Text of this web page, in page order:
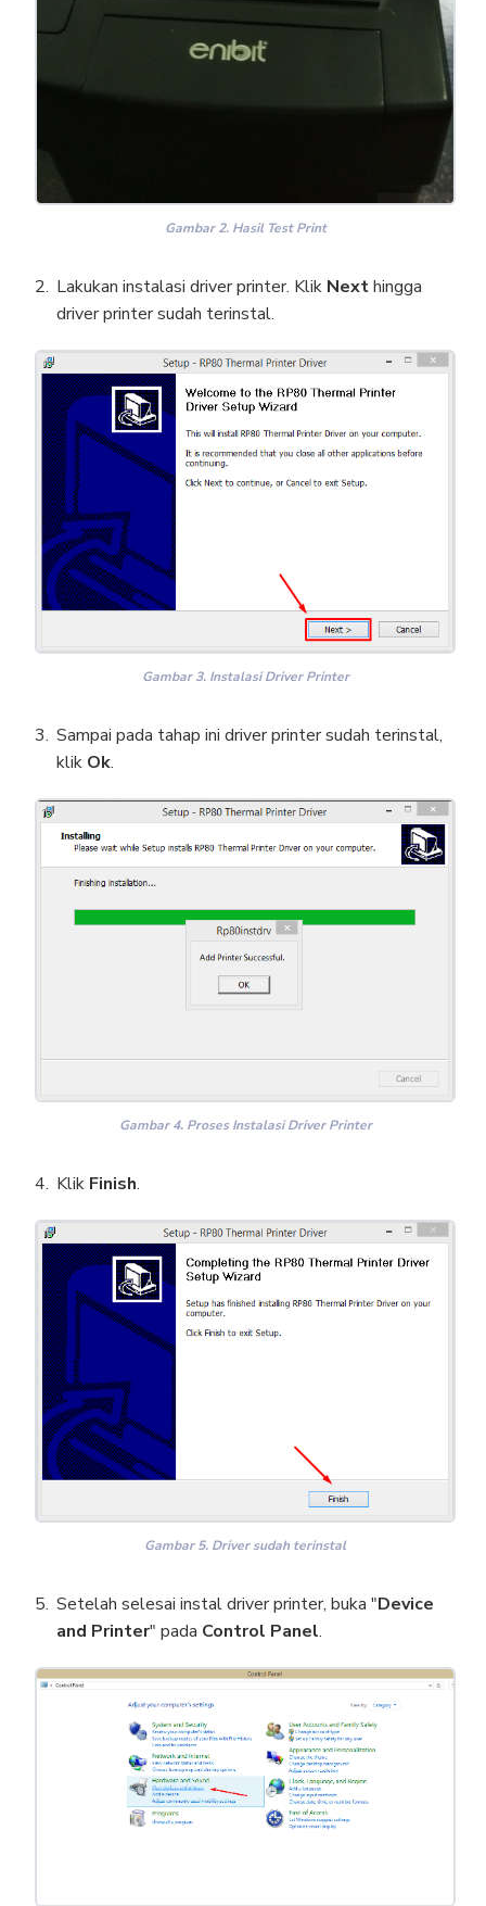
Gambar 2. Hasil Test Print
Lakukan instalasi driver printer. Klik Nexthingga
driver printer sudah terinstal.
Gambar 3. Instalasi Driver Printer
Sampai pada tahap ini driver printer sudah terinstal,
klik Ok.
Gambar 4. Proses Instalasi Driver Printer
Klik Finish.
Gambar 5. Driver sudah terinstal
Setelah selesai instal driver printer, buka "Device
and Printer" pada Control Panel.